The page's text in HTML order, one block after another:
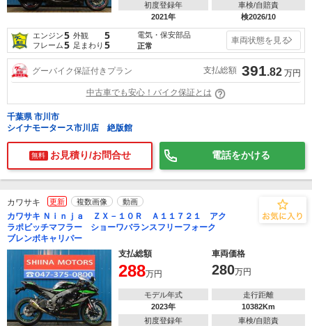
初度登録年
2021年
車検/自賠責
検2026/10
エンジン5 外観 5
フレーム5 足まわり 5
電気・保安部品
正常
車両状態を見る
グーバイク保証付きプラン 支払総額 391.82 万円
中古車でも安心！バイク保証とは
千葉県 市川市
シイナモータース市川店 絶版館
無料 お見積り/お問合せ 電話をかける
カワサキ 更新 複数画像 動画
カワサキ Ｎｉｎｊａ ＺＸ－１０Ｒ Ａ１１７２１ アク
ラポビッチマフラー ショーワバランスフリーフォーク
ブレンボキャリパー
支払総額
車両価格
288万円 280万円
モデル年式
2023年
走行距離
10382Km
初度登録年
車検/自賠責